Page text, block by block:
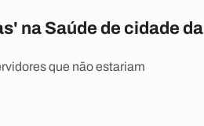
na Saúde de cidade da
que não estariam